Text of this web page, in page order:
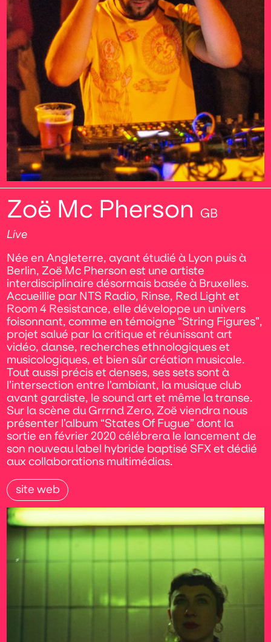
Zoë Mc Pherson GB
Live
Née en Angleterre, ayant étudié à Lyon puis à
Berlin, Zoë Mc Pherson est une artiste
interdisciplinaire désormais basée à Bruxelles.
Accueillie par NTS Radio, Rinse, Red Light et
Room 4 Resistance, elle développe un univers
foisonnant, comme en témoigne “String Figures”,
projet salué par la critique et réunissant art
vidéo, danse, recherches ethnologiques et
musicologiques, et bien sûr création musicale.
Tout aussi précis et denses, ses sets sont à
l’intersection entre l’ambiant, la musique club
avant gardiste, le sound art et même la transe.
Sur la scène du Grrrnd Zero, Zoë viendra nous
présenter l’album “States Of Fugue” dont la
sortie en février 2020 célébrera le lancement de
son nouveau label hybride baptisé SFX et dédié
aux collaborations multimédias.
site web